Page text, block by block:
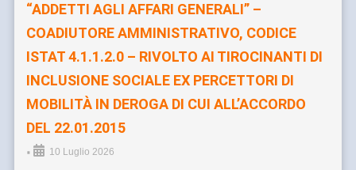
“ADDETTI AGLI AFFARI GENERALI” –
COADIUTORE AMMINISTRATIVO, CODICE
ISTAT 4.1.1.2.0 – RIVOLTO AI TIROCINANTI DI
INCLUSIONE SOCIALE EX PERCETTORI DI
MOBILITÀ IN DEROGA DI CUI ALL’ACCORDO
DEL 22.01.2015
• 10 Luglio 2026